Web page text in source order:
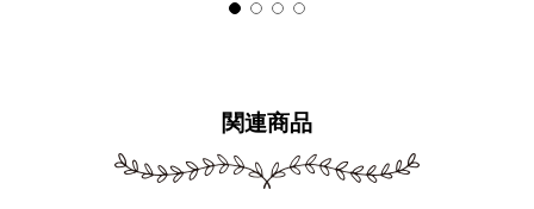
関連商品